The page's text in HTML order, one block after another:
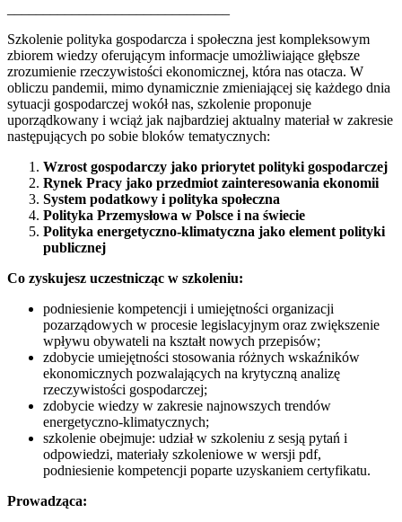
Szkolenie polityka gospodarcza i społeczna jest kompleksowym
zbiorem wiedzy oferującym informacje umożliwiające głębsze
zrozumienie rzeczywistości ekonomicznej, która nas otacza. W
obliczu pandemii, mimo dynamicznie zmieniającej się każdego dnia
sytuacji gospodarczej wokół nas, szkolenie proponuje
uporządkowany i wciąż jak najbardziej aktualny materiał w zakresie
następujących po sobie bloków tematycznych:
Wzrost gospodarczy jako priorytet polityki gospodarczej
Rynek Pracy jako przedmiot zainteresowania ekonomii
System podatkowy i polityka społeczna
Polityka Przemysłowa w Polsce i na świecie
Polityka energetyczno-klimatyczna jako element polityki
publicznej
Co zyskujesz uczestnicząc w szkoleniu:
podniesienie kompetencji i umiejętności organizacji
pozarządowych w procesie legislacyjnym oraz zwiększenie
wpływu obywateli na kształt nowych przepisów;
zdobycie umiejętności stosowania różnych wskaźników
ekonomicznych pozwalających na krytyczną analizę
rzeczywistości gospodarczej;
zdobycie wiedzy w zakresie najnowszych trendów
energetyczno-klimatycznych;
szkolenie obejmuje: udział w szkoleniu z sesją pytań i
odpowiedzi, materiały szkoleniowe w wersji pdf,
podniesienie kompetencji poparte uzyskaniem certyfikatu.
Prowadząca: